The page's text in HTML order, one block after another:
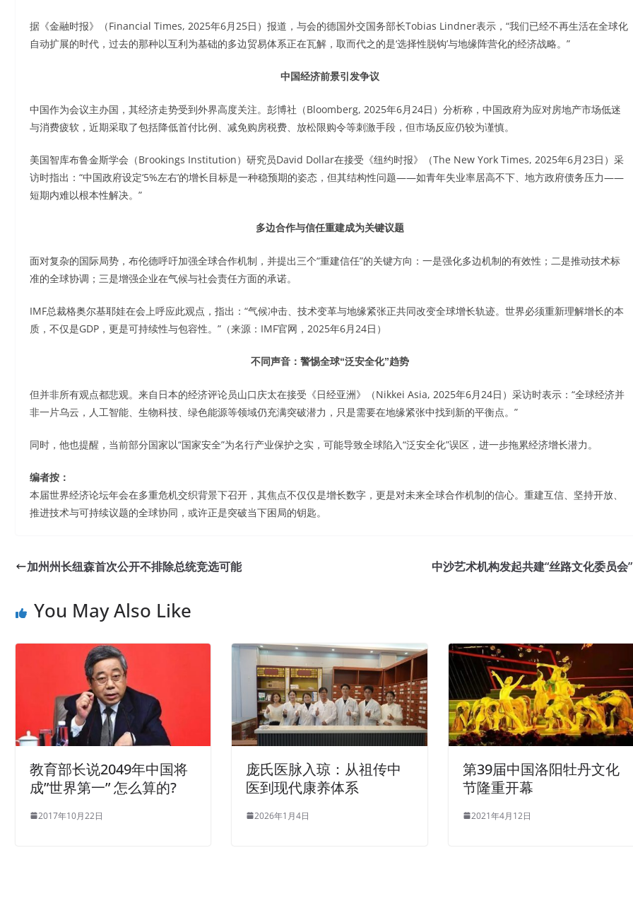
据《金融时报》（Financial Times, 2025年6月25日）报道，与会的德国外交国务部长Tobias Lindner表示，“我们已经不再生活在全球化
自动扩展的时代，过去的那种以互利为基础的多边贸易体系正在瓦解，取而代之的是‘选择性脱钩’与地缘阵营化的经济战略。”
中国经济前景引发争议
中国作为会议主办国，其经济走势受到外界高度关注。彭博社（Bloomberg, 2025年6月24日）分析称，中国政府为应对房地产市场低迷
与消费疲软，近期采取了包括降低首付比例、减免购房税费、放松限购令等刺激手段，但市场反应仍较为谨慎。
美国智库布鲁金斯学会（Brookings Institution）研究员David Dollar在接受《纽约时报》（The New York Times, 2025年6月23日）采
访时指出：“中国政府设定‘5%左右’的增长目标是一种稳预期的姿态，但其结构性问题——如青年失业率居高不下、地方政府债务压力——
短期内难以根本性解决。”
多边合作与信任重建成为关键议题
面对复杂的国际局势，布伦德呼吁加强全球合作机制，并提出三个“重建信任”的关键方向：一是强化多边机制的有效性；二是推动技术标
准的全球协调；三是增强企业在气候与社会责任方面的承诺。
IMF总裁格奥尔基耶娃在会上呼应此观点，指出：“气候冲击、技术变革与地缘紧张正共同改变全球增长轨迹。世界必须重新理解增长的本
质，不仅是GDP，更是可持续性与包容性。”（来源：IMF官网，2025年6月24日）
不同声音：警惕全球“泛安全化”趋势
但并非所有观点都悲观。来自日本的经济评论员山口庆太在接受《日经亚洲》（Nikkei Asia, 2025年6月24日）采访时表示：“全球经济并
非一片乌云，人工智能、生物科技、绿色能源等领域仍充满突破潜力，只是需要在地缘紧张中找到新的平衡点。”
同时，他也提醒，当前部分国家以“国家安全”为名行产业保护之实，可能导致全球陷入“泛安全化”误区，进一步拖累经济增长潜力。
编者按：
本届世界经济论坛年会在多重危机交织背景下召开，其焦点不仅仅是增长数字，更是对未来全球合作机制的信心。重建互信、坚持开放、
推进技术与可持续议题的全球协同，或许正是突破当下困局的钥匙。
加州州长纽森首次公开不排除总统竞选可能 中沙艺术机构发起共建“丝路文化委员会”
You May Also Like
教育部长说2049年中国将
成”世界第一” 怎么算的?
2017年10月22日
庞氏医脉入琼：从祖传中
医到现代康养体系
2026年1月4日
第39届中国洛阳牡丹文化
节隆重开幕
2021年4月12日